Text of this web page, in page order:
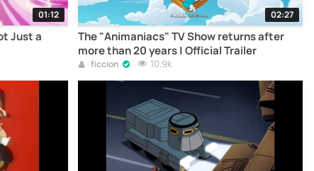
01:12
Just a
02:27
The "Animaniacs" TV Show returns after
more than 20 years | Official Trailer
ficcion 10,9k